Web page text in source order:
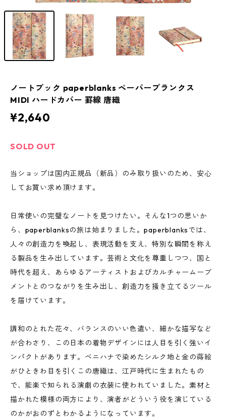
ノートブック paperblanks ペーパーブランクス
MIDI ハードカバー 罫線 唐織
¥2,640
SOLD OUT
当ショップは国内正規品（新品）のみ取り扱いのため、安心
してお買い求め頂けます。
日常使いの完璧なノートを見つけたい。そんな1つの思いか
ら、paperblanksの旅は始まりました。paperblanksでは、
人々の創造力を喚起し、表現活動を支え、特別な瞬間を称え
る製品を生み出しています。芸術と文化を尊重しつつ、国と
時代を超え、あらゆるアーティストおよびカルチャームーブ
メントとのつながりを生み出し、創造力を掻き立てるツール
を届けています。
調和のとれた花々、バランスのいい色遣い、細かな描写など
が合わさり、この日本の着物デザインには人目を引く強いイ
ンパクトがあります。ベニハナで染めたシルク地と金の蒔絵
がひときわ目を引くこの唐織は、江戸時代に生まれたもの
で、能楽で知られる演劇の衣装に使われていました。素材と
描かれた模様の両方により、演者がどういう役を演じている
のかがおのずとわかるようになっています。